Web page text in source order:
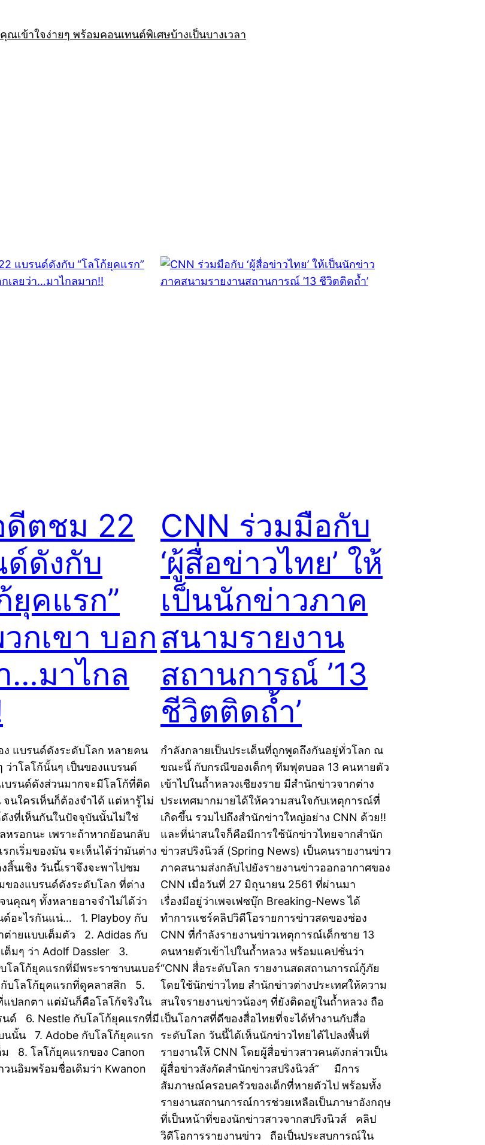
เข้าใจง่ายๆ พร้อมคอนเทนต์พิเศษบ้างเป็นบางเวลา
ตชม 22
ดังกับ
ยุคแรก”
กเขา บอก
…มาไกล
ง แบรนด์ดังระดับโลก หลายคน
ว่าโลโก้นั้นๆ เป็นของแบรนด์
บรนด์ดังส่วนมากจะมีโลโก้ที่ติด
นใครเห็นก็ต้องจำได้ แต่หารู้ไม่
งที่เห็นกันในปัจจุบันนั้นไม่ใช่
หรอกนะ เพราะถ้าหากย้อนกลับ
กเริ่มของมัน จะเห็นได้ว่ามันต่าง
สิ้นเชิง วันนี้เราจึงจะพาไปชม
ของแบรนด์ดังระดับโลก ที่ต่าง
นคุณๆ ทั้งหลายอาจจำไม่ได้ว่า
ด์อะไรกันแน่… 1. Playboy กับ
ต่ายแบบเต็มตัว 2. Adidas กับ
ต็มๆ ว่า Adolf Dassler 3.
โลโก้ยุคแรกที่มีพระราชาบนเบอร์
บโลโก้ยุคแรกที่ดูคลาสสิก 5.
แปลกตา แต่มันก็คือโลโก้จริงใน
นด์ 6. Nestle กับโลโก้ยุคแรกที่มี
นนั้น 7. Adobe กับโลโก้ยุคแรก
8. โลโก้ยุคแรกของ Canon
วนอิมพร้อมชื่อเดิมว่า Kwanon
CNN ร่วมมือกับ
‘ผู้สื่อข่าวไทย’ ให้
เป็นนักข่าวภาค
สนามรายงาน
สถานการณ์ ’13
ชีวิตติดถ้ำ’
กำลังกลายเป็นประเด็นที่ถูกพูดถึงกันอยู่ทั่วโลก ณ
ขณะนี้ กับกรณีของเด็กๆ ทีมฟุตบอล 13 คนหายตัว
เข้าไปในถ้ำหลวงเชียงราย มีสำนักข่าวจากต่าง
ประเทศมากมายได้ให้ความสนใจกับเหตุการณ์ที่
เกิดขึ้น รวมไปถึงสำนักข่าวใหญ่อย่าง CNN ด้วย!!
และที่น่าสนใจก็คือมีการใช้นักข่าวไทยจากสำนัก
ข่าวสปริงนิวส์ (Spring News) เป็นคนรายงานข่าว
ภาคสนามส่งกลับไปยังรายงานข่าวออกอากาศของ
CNN เมื่อวันที่ 27 มิถุนายน 2561 ที่ผ่านมา
เรื่องมีอยู่ว่าเพจเฟซบุ๊ก Breaking-News ได้
ทำการแชร์คลิปวิดีโอรายการข่าวสดของช่อง
CNN ที่กำลังรายงานข่าวเหตุการณ์เด็กชาย 13
คนหายตัวเข้าไปในถ้ำหลวง พร้อมแคปชั่นว่า
“CNN สื่อระดับโลก รายงานสดสถานการณ์กู้ภัย
โดยใช้นักข่าวไทย สำนักข่าวต่างประเทศให้ความ
สนใจรายงานข่าวน้องๆ ที่ยังติดอยู่ในถ้ำหลวง ถือ
เป็นโอกาสที่ดีของสื่อไทยที่จะได้ทำงานกับสื่อ
ระดับโลก วันนี้ได้เห็นนักข่าวไทยได้ไปลงพื้นที่
รายงานให้ CNN โดยผู้สื่อข่าวสาวคนดังกล่าวเป็น
ผู้สื่อข่าวสังกัดสำนักข่าวสปริงนิวส์” มีการ
สัมภาษณ์ครอบครัวของเด็กที่หายตัวไป พร้อมทั้ง
รายงานสถานการณ์การช่วยเหลือเป็นภาษาอังกฤษ
ที่เป็นหน้าที่ของนักข่าวสาวจากสปริงนิวส์ คลิป
วิดีโอการรายงานข่าว ถือเป็นประสบการณ์ใน